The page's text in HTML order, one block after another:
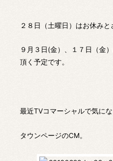
２８日（土曜日）はお休みと
９月３日(金）、１７日（金
頂く予定です。
最近TVコマーシャルで気にな
タウンページのCM。